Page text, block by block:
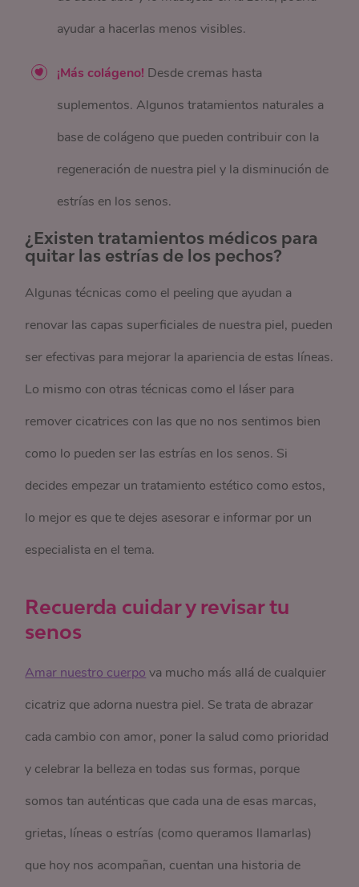
ayudar a hacerlas menos visibles.
¡Más colágeno! Desde cremas hasta
suplementos. Algunos tratamientos naturales a
base de colágeno que pueden contribuir con la
regeneración de nuestra piel y la disminución de
estrías en los senos.
¿Existen tratamientos médicos para
quitar las estrías de los pechos?
Algunas técnicas como el peeling que ayudan a
renovar las capas superficiales de nuestra piel, pueden
ser efectivas para mejorar la apariencia de estas líneas.
Lo mismo con otras técnicas como el láser para
remover cicatrices con las que no nos sentimos bien
como lo pueden ser las estrías en los senos. Si
decides empezar un tratamiento estético como estos,
lo mejor es que te dejes asesorar e informar por un
especialista en el tema.
Recuerda cuidar y revisar tu
senos
Amar nuestro cuerpo va mucho más allá de cualquier
cicatriz que adorna nuestra piel. Se trata de abrazar
cada cambio con amor, poner la salud como prioridad
y celebrar la belleza en todas sus formas, porque
somos tan auténticas que cada una de esas marcas,
grietas, líneas o estrías (como queramos llamarlas)
que hoy nos acompañan, cuentan una historia de